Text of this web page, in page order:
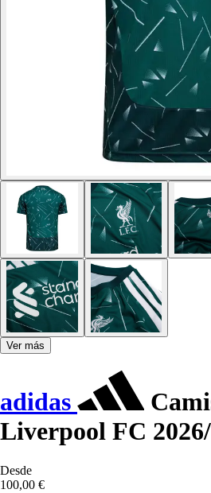
Ver más
adidas
Liverpool FC
Desde
100,00 €